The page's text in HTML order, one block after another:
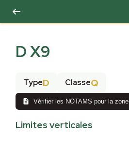
D X9
TypeD ClasseQ
Vérifier les NOTAMS pour la zone
Limites verticales